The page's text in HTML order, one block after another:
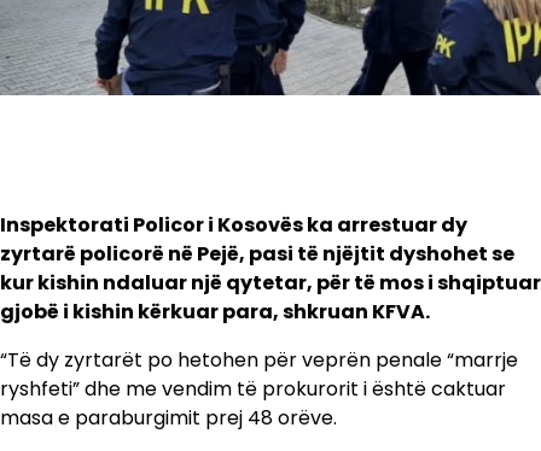
Inspektorati Policor i Kosovës ka arrestuar dy
zyrtarë policorë në Pejë, pasi të njëjtit dyshohet se
kur kishin ndaluar një qytetar, për të mos i shqiptuar
gjobë i kishin kërkuar para, shkruan KFVA.
“Të dy zyrtarët po hetohen për veprën penale “marrje
ryshfeti” dhe me vendim të prokurorit i është caktuar
masa e paraburgimit prej 48 orëve.